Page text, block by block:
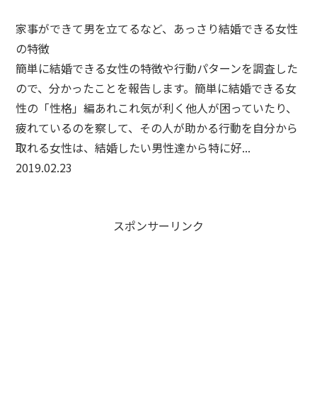
家事ができて男を立てるなど、あっさり結婚できる女性
の特徴
簡単に結婚できる女性の特徴や行動パターンを調査した
ので、分かったことを報告します。簡単に結婚できる女
性の「性格」編あれこれ気が利く他人が困っていたり、
疲れているのを察して、その人が助かる行動を自分から
取れる女性は、結婚したい男性達から特に好...
2019.02.23
スポンサーリンク